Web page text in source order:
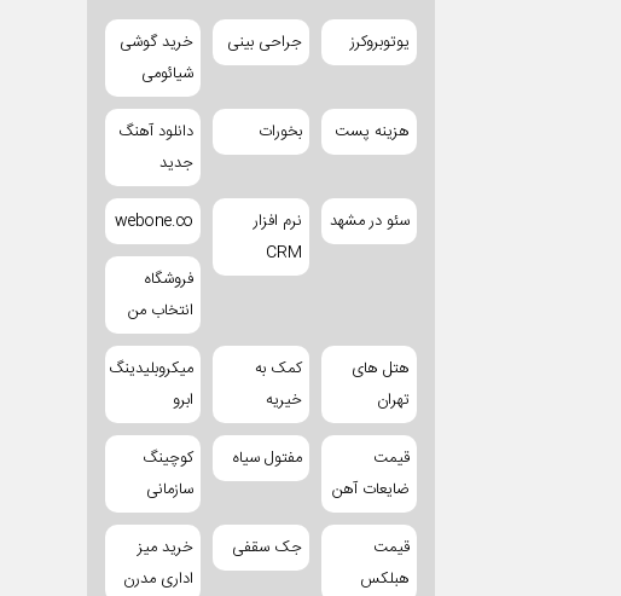
یوتوبروکرز جراحی بینی
خرید گوشی
شیائومی
هزینه پست بخورات
دانلود آهنگ
جدید
سئو در مشهد
نرم افزار
CRM
webone.co
فروشگاه
انتخاب من
هتل های
تهران
کمک به
خیریه
میکروبلیدینگ
ابرو
قیمت
ضایعات آهن
مفتول سیاه
کوچینگ
سازمانی
قیمت
هبلکس
جک سقفی
خرید میز
اداری مدرن